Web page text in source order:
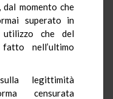
dal momento che
superato in
utilizzo che del
nell’ultimo
legittimità
censurata